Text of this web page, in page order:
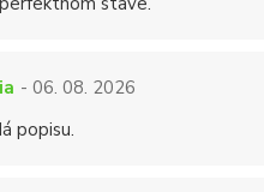
- 06. 08. 2026
popisu.